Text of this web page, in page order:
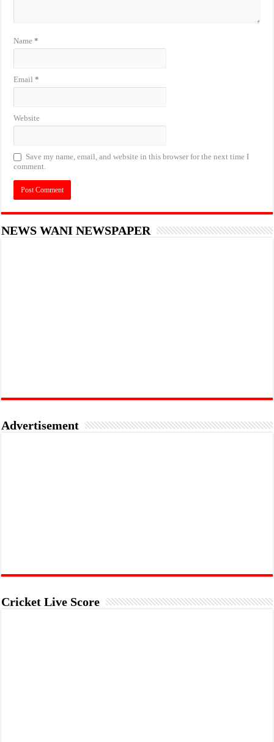
Name*
Email*
Website
Save my name, email, and website in this browser for the next time I
comment.
NEWS WANI NEWSPAPER
Advertisement
Cricket Live Score